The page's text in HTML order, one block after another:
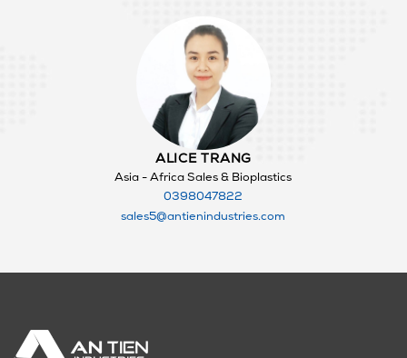
ALICE TRANG
Asia - Africa Sales & Bioplastics
0398047822
sales5@antienindustries.com